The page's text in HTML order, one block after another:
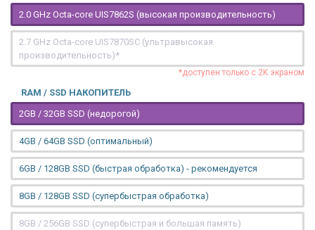
2.0 GHz Octa-core UIS7862S (высокая производительность)
2.7 GHz Octa-core UIS7870SC (ультравысокая
производительность)*
*доступен только с 2K экраном
RAM / SSD НАКОПИТЕЛЬ
2GB / 32GB SSD (недорогой)
4GB / 64GB SSD (оптимальный)
6GB / 128GB SSD (быстрая обработка) - рекомендуется
8GB / 128GB SSD (супербыстрая обработка)
8GB / 256GB SSD (супербыстрая и большая память)